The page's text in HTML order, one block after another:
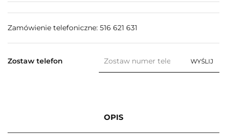
Zamówienie telefoniczne: 516 621 631
Zostaw telefon WYŚLIJ
OPIS